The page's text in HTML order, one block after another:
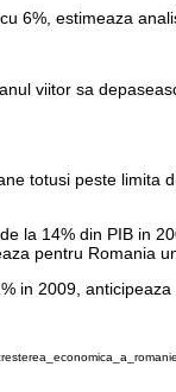
6%, estimeaza
viitor sa
totusi peste
la 14% din PIB in
pentru Romania
2009,